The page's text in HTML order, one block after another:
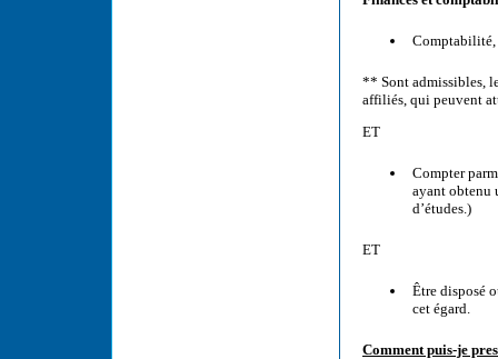
Comptabilité,
** Sont admissibles,
affiliés, qui peuvent
ET
Compter
ayant obtenu
d’études.)
ET
Être disposé
cet égard.
Comment puis-je